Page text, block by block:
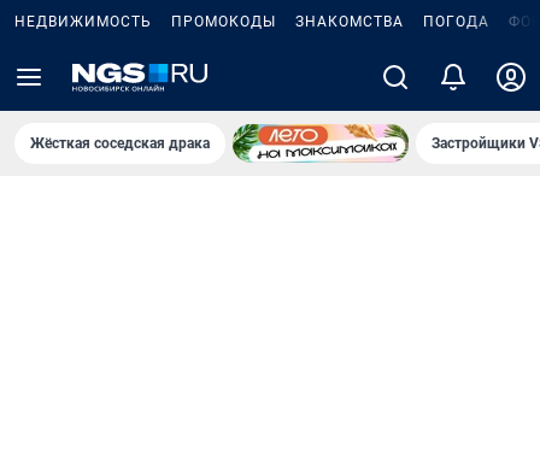
НЕДВИЖИМОСТЬ ПРОМОКОДЫ ЗНАКОМСТВА ПОГОДА
Жёсткая соседская драка Застройщики